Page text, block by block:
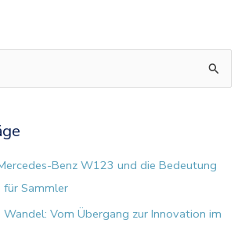
Benz W123 und die Bedeutung
für Sammler
Wandel: Vom Übergang zur Innovation im